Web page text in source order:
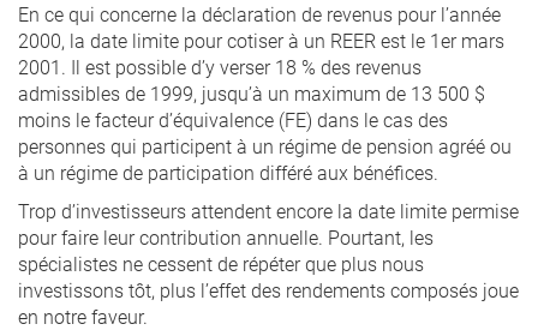
En ce qui concerne la déclaration de revenus pour l’année
2000, la date limite pour cotiser à un REER est le 1er mars
2001. Il est possible d’y verser 18 % des revenus
admissibles de 1999, jusqu’à un maximum de 13 500 $
moins le facteur d’équivalence (FE) dans le cas des
personnes qui participent à un régime de pension agréé ou
à un régime de participation différé aux bénéfices.
Trop d’investisseurs attendent encore la date limite permise
pour faire leur contribution annuelle. Pourtant, les
spécialistes ne cessent de répéter que plus nous
investissons tôt, plus l’effet des rendements composés joue
en notre faveur.